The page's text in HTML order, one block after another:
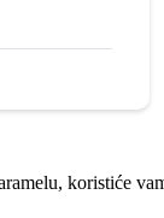
koristiće